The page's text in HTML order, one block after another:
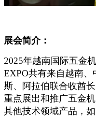
展会简介：
2025年越南国际五金
EXPO共有来自越南
斯、阿拉伯联合收酋
重点展出和推广五金
其他技术领域产品，